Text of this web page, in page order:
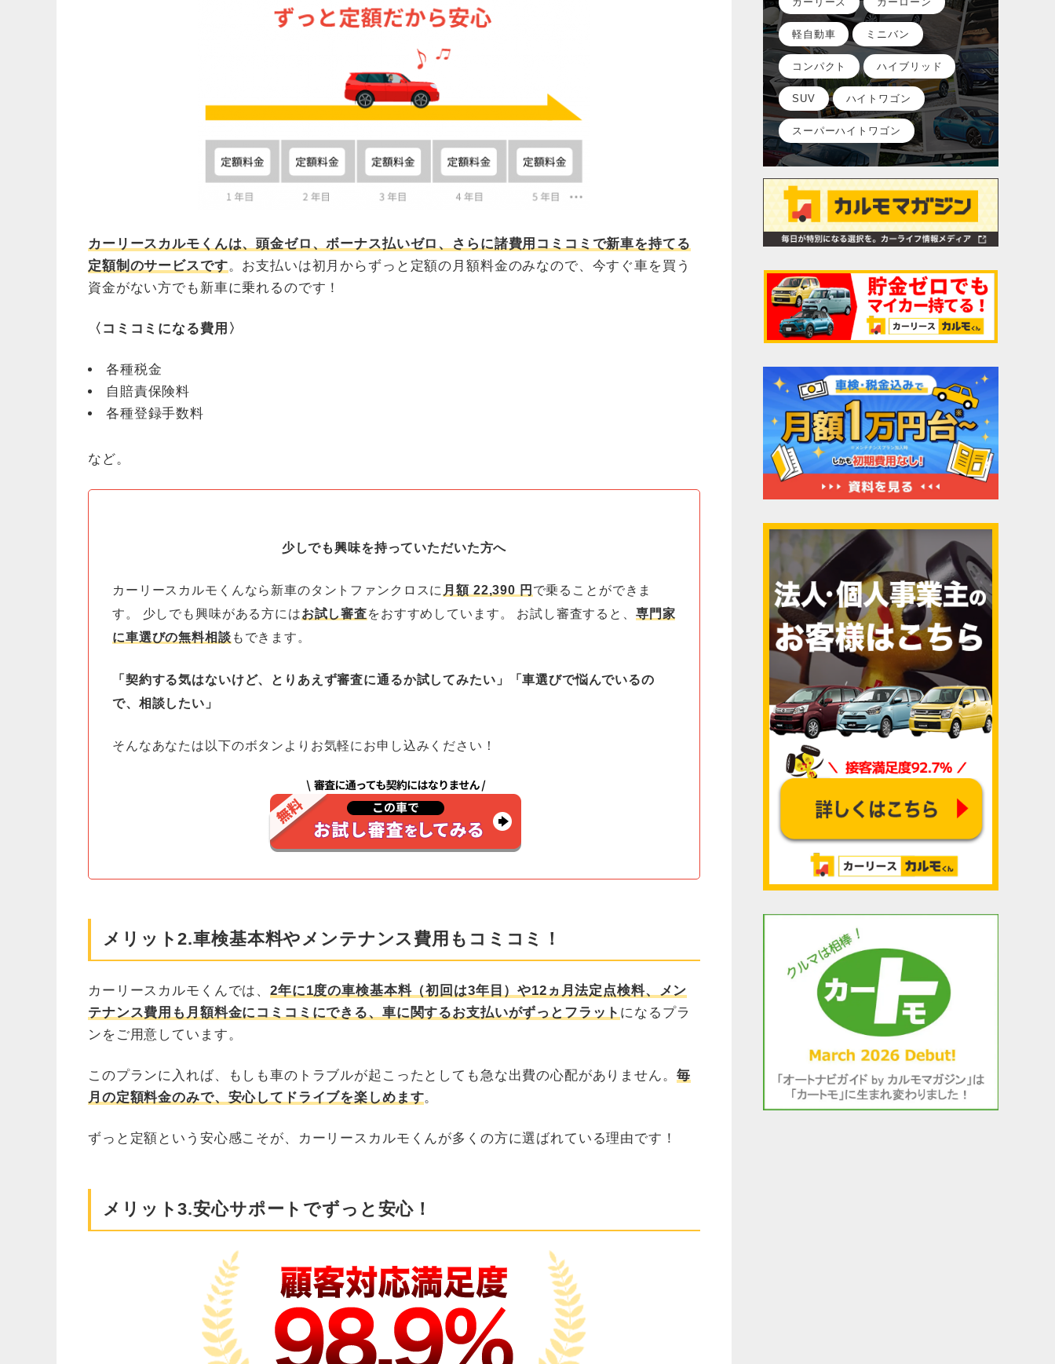
カーリースカルモくんは、頭金ゼロ、ボーナス払いゼロ、さらに諸費用コミコミで新車を持てる
定額制のサービスです。お支払いは初月からずっと定額の月額料金のみなので、今すぐ車を買う
資金がない方でも新車に乗れるのです！
〈コミコミになる費用〉
各種税金
自賠責保険料
各種登録手数料
など。
少しでも興味を持っていただいた方へ
カーリースカルモくんなら新車のタントファンクロスに 月額 22,390 円 で乗ることができま
す。 少しでも興味がある方にはお試し審査をおすすめしています。 お試し審査すると、 専門家
に車選びの無料相談 もできます。
「契約する気はないけど、とりあえず審査に通るか試してみたい」「車選びで悩んでいるの
で、相談したい」
そんなあなたは以下のボタンよりお気軽にお申し込みください！
メリット2.車検基本料やメンテナンス費用もコミコミ！
カーリースカルモくんでは、2年に1度の車検基本料（初回は3年目）や12ヵ月法定点検料、メン
テナンス費用も月額料金にコミコミにできる、車に関するお支払いがずっとフラット になるプラ
ンをご用意しています。
このプランに入れば、もしも車のトラブルが起こったとしても急な出費の心配がありません。 毎
月の定額料金のみで、安心してドライブを楽しめます。
ずっと定額という安心感こそが、カーリースカルモくんが多くの方に選ばれている理由です！
メリット3.安心サポートでずっと安心！
軽自動車 ミニバン
コンパクト ハイブリッド
SUV ハイトワゴン
スーパーハイトワゴン